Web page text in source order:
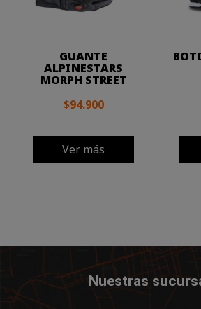
GUANTE
ALPINESTARS
MORPH STREET
$94.900
Ver más
Nuestras